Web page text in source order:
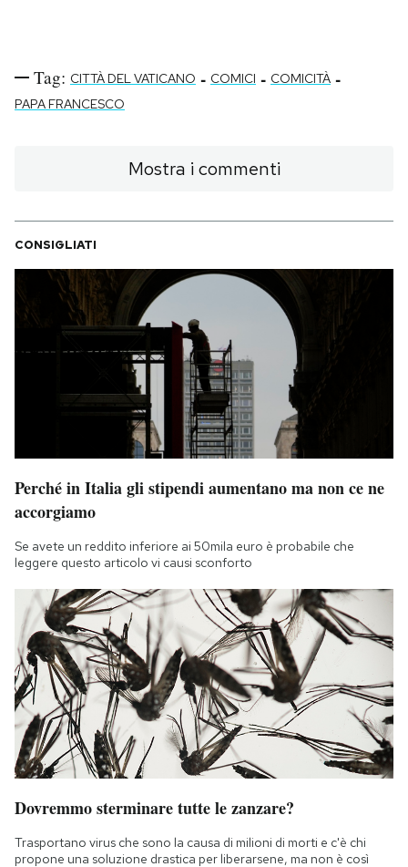
Tag: CITTÀ DEL VATICANO - COMICI - COMICITÀ -
PAPA FRANCESCO
Mostra i commenti
CONSIGLIATI
Perché in Italia gli stipendi aumentano ma non ce ne
accorgiamo
Se avete un reddito inferiore ai 50mila euro è probabile che
leggere questo articolo vi causi sconforto
Dovremmo sterminare tutte le zanzare?
Trasportano virus che sono la causa di milioni di morti e c'è chi
propone una soluzione drastica per liberarsene, ma non è così